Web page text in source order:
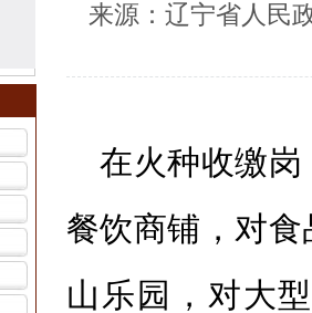
来源：辽宁省人民
在火种收缴岗
餐饮商铺，对
山乐园，对大